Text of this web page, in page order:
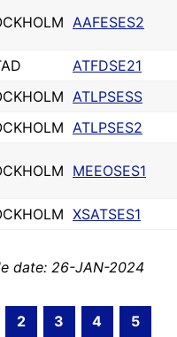
AAFESES2
ATFDSE21
ATLPSESS
ATLPSES2
MEEOSES1
XSATSES1
date: 26-JAN-2024
2 3 4
5